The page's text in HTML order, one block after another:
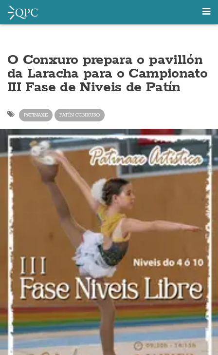
O Conxuro prepara o pavillón
da Laracha para o Campionato
III Fase de Niveis de Patín
PATINAXE PATÍN CONXURO